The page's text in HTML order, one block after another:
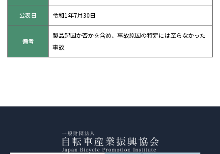
公表日 令和1年7月30日
備考
製品起因か否かを含め、事故原因の特定には至らなかった
事故